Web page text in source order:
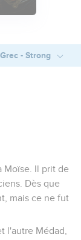
- Strong
Moïse. Il prit de
Dès que
mais ce ne fut
l'autre Médad,